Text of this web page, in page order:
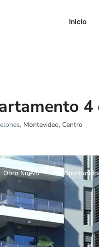
Inicio
Montevideo, Centro
Obra Nueva